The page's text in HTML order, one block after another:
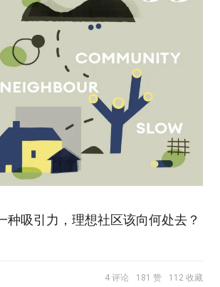
种吸引力，理想社区该向何处去？
4 评论 181 赞 112 收藏